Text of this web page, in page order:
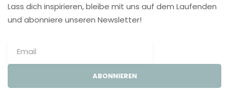
Lass dich inspirieren, bleibe mit uns auf dem Laufenden
und abonniere unseren Newsletter!
ABONNIEREN